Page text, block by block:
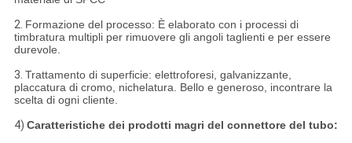
2. Formazione del processo: È elaborato con i processi di
timbratura multipli per rimuovere gli angoli taglienti e per essere
durevole.
3. Trattamento di superficie: elettroforesi, galvanizzante,
placcatura di cromo, nichelatura. Bello e generoso, incontrare la
scelta di ogni cliente.
4) Caratteristiche dei prodotti magri del connettore del tubo: